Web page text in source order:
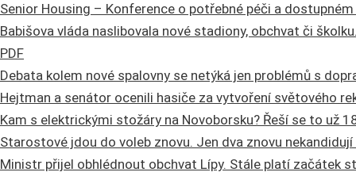
Senior Housing – Konference o potřebné péči a
Babišova vláda naslibovala nové stadiony, obchvat či
PDF
Debata kolem nové spalovny se netýká jen problémů s
Hejtman a senátor ocenili hasiče za vytvoření světového
Kam s elektrickými stožáry na Novoborsku? Řeší se to už
Starostové jdou do voleb znovu. Jen dva znovu
Ministr přijel obhlédnout obchvat Lípy. Stále platí začátek